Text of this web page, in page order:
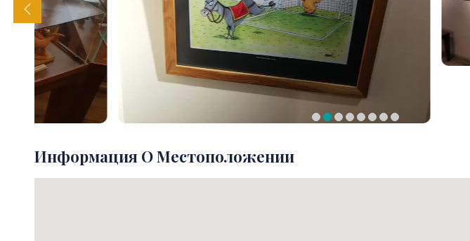
Информация О Местоположении